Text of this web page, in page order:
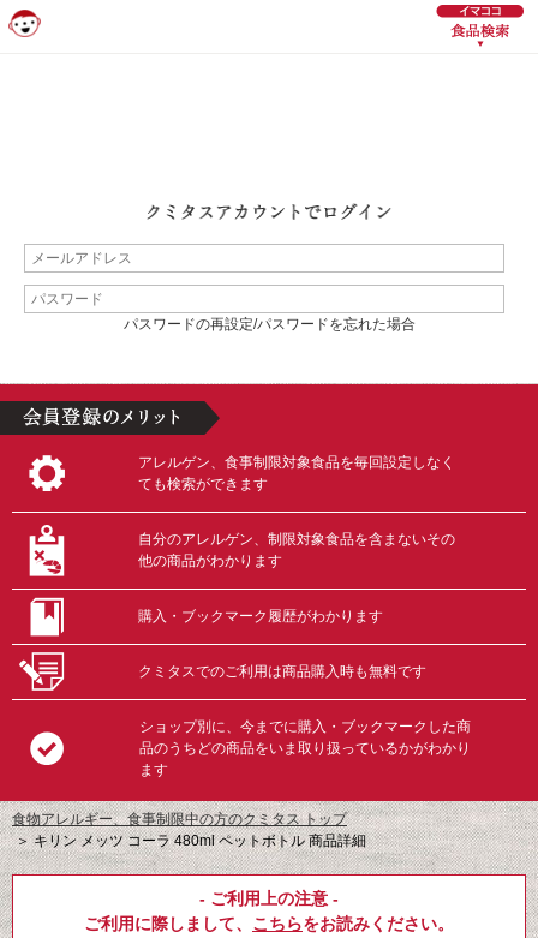
パスワードの再設定/パスワードを忘れた場合
アレルゲン、食事制限対象食品を毎回設定しなく
ても検索ができます
自分のアレルゲン、制限対象食品を含まないその
他の商品がわかります
購入・ブックマーク履歴がわかります
クミタスでのご利用は商品購入時も無料です
ショップ別に、今までに購入・ブックマークした商
品のうちどの商品をいま取り扱っているかがわかり
ます
食物アレルギー、食事制限中の方のクミタス トップ
＞キリン メッツ コーラ 480ml ペットボトル 商品詳細
- ご利用上の注意 -
ご利用に際しまして、 こちらをお読みください。